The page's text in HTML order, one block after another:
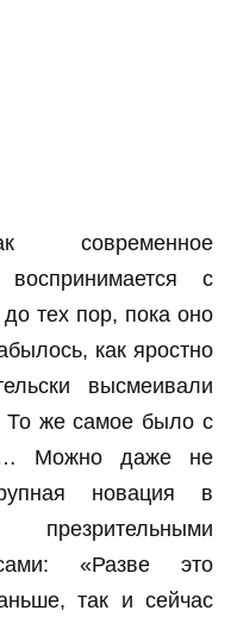
воспринимается с
тех пор, пока оно
как яростно
высмеивали
То же самое было с
Можно даже не
новация в
презрительными
«Разве это
так и сейчас